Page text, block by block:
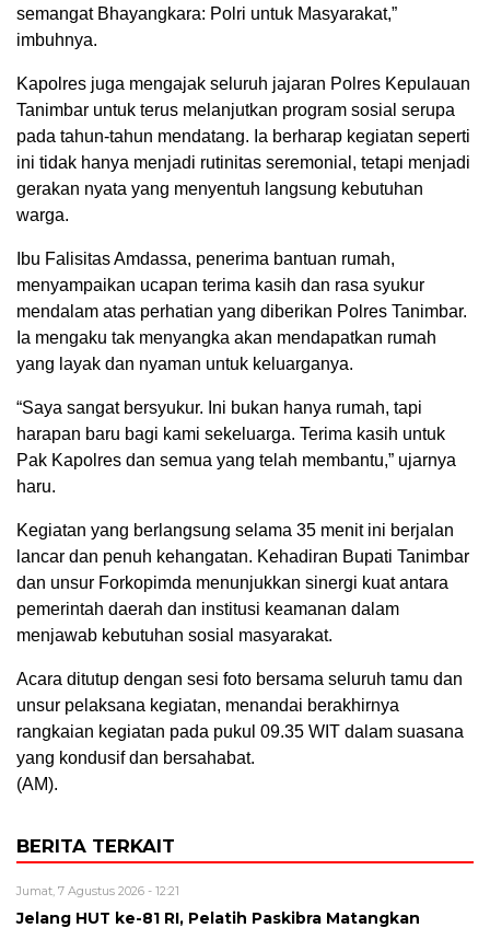
semangat Bhayangkara: Polri untuk Masyarakat,”
imbuhnya.
Kapolres juga mengajak seluruh jajaran Polres Kepulauan
Tanimbar untuk terus melanjutkan program sosial serupa
pada tahun-tahun mendatang. Ia berharap kegiatan seperti
ini tidak hanya menjadi rutinitas seremonial, tetapi menjadi
gerakan nyata yang menyentuh langsung kebutuhan
warga.
Ibu Falisitas Amdassa, penerima bantuan rumah,
menyampaikan ucapan terima kasih dan rasa syukur
mendalam atas perhatian yang diberikan Polres Tanimbar.
Ia mengaku tak menyangka akan mendapatkan rumah
yang layak dan nyaman untuk keluarganya.
“Saya sangat bersyukur. Ini bukan hanya rumah, tapi
harapan baru bagi kami sekeluarga. Terima kasih untuk
Pak Kapolres dan semua yang telah membantu,” ujarnya
haru.
Kegiatan yang berlangsung selama 35 menit ini berjalan
lancar dan penuh kehangatan. Kehadiran Bupati Tanimbar
dan unsur Forkopimda menunjukkan sinergi kuat antara
pemerintah daerah dan institusi keamanan dalam
menjawab kebutuhan sosial masyarakat.
Acara ditutup dengan sesi foto bersama seluruh tamu dan
unsur pelaksana kegiatan, menandai berakhirnya
rangkaian kegiatan pada pukul 09.35 WIT dalam suasana
yang kondusif dan bersahabat.
(AM).
BERITA TERKAIT
Jumat, 7 Agustus 2026 - 12:21
Jelang HUT ke-81 RI, Pelatih Paskibra Matangkan